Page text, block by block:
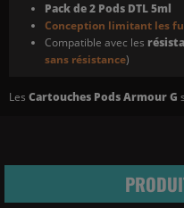
Pack de 2 Pods DTL 5ml
Conception limitant les
Compatible avec les
sans résistance)
Les Cartouches Pods Armour G